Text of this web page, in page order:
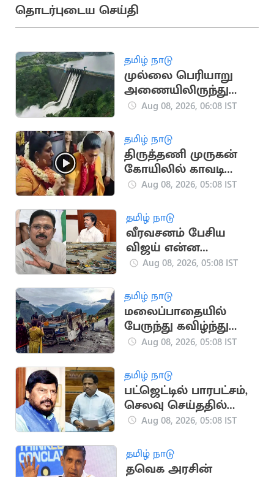
தொடர்புடைய செய்தி
தமிழ் நாடு
முல்லை பெரியாறு
அணையிலிருந்து
தண்ணீர் திறப்பு
Aug 08, 2026, 06:08 IST
தமிழ் நாடு
திருத்தணி முருகன்
கோயிலில் காவடி
எடுத்து நடிகை ரோஜா
Aug 08, 2026, 05:08 IST
தமிழ் நாடு
வீரவசனம் பேசிய
விஜய் என்ன
நடவடிக்கை எடுத்தார்? -
கேள்வி
Aug 08, 2026, 05:08 IST
தமிழ் நாடு
மலைப்பாதையில்
பேருந்து கவிழ்ந்து
விபத்து: 7 பேர் பலி
Aug 08, 2026, 05:08 IST
தமிழ் நாடு
பட்ஜெட்டில் பாரபட்சம்,
செலவு செய்ததில்
ஏமாற்று! -
Aug 08, 2026, 05:08 IST
தமிழ் நாடு
தவெக அரசின்